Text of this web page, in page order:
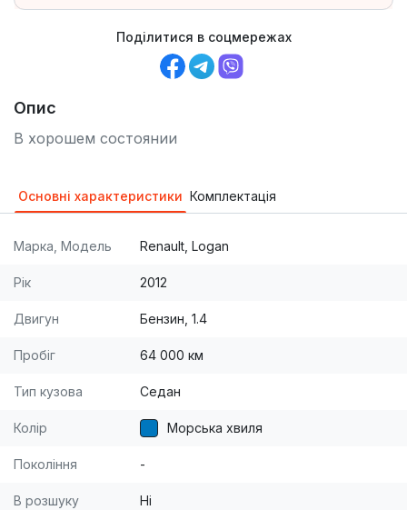
Поділитися в соцмережах
Опис
В хорошем состоянии
Основні характеристики Комплектація
Марка, Модель Renault, Logan
Рік 2012
Двигун Бензин, 1.4
Пробіг 64 000 км
Тип кузова Седан
Колір Морська хвиля
Покоління -
В розшуку Ні